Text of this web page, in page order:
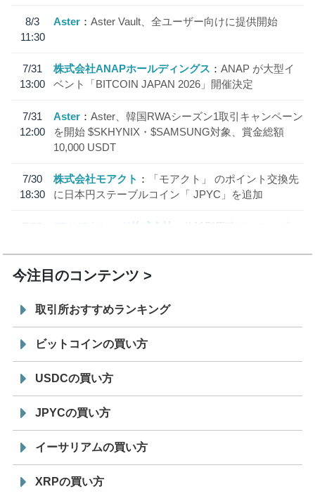
8/3
11:30
Aster Aster Vault、全ユーザー向けに提供開始
7/31
13:00
株式会社ANAPホールディングス
ANAP が大型イ
ベント「BITCOIN JAPAN 2026」開催決定
7/31
12:00
Aster
Aster、韓国RWAシーズン1取引キャンペーン
を開始 $SKHYNIX・$SAMSUNG対象、賞金総額
10,000 USDT
7/30
18:30
株式会社モアクト
「モアクト」 のポイント交換先
に日本円ステーブルコイン「 JPYC」を追加
7/29
SBI VCトレード株式会社
信託型円建てステーブル
今注目のコンテンツ
取引所おすすめランキング
ビットコインの買い方
USDCの買い方
JPYCの買い方
イーサリアムの買い方
XRPの買い方